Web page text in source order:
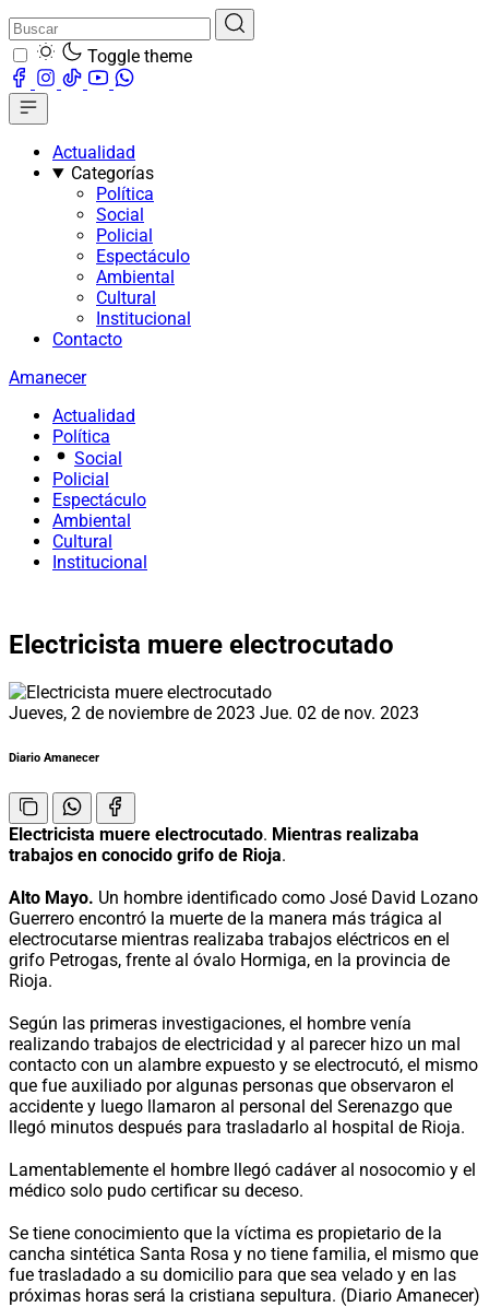
Toggle theme
Actualidad
Categorías
Política
Social
Policial
Espectáculo
Ambiental
Cultural
Institucional
Contacto
Amanecer
Actualidad
Política
Social
Policial
Espectáculo
Ambiental
Cultural
Institucional
Electricista muere electrocutado
Jueves, 2 de noviembre de 2023 Jue. 02 de nov. 2023
Diario Amanecer
Electricista muere electrocutado. Mientras realizaba
trabajos en conocido grifo de Rioja.
Alto Mayo. Un hombre identificado como José David Lozano
Guerrero encontró la muerte de la manera más trágica al
electrocutarse mientras realizaba trabajos eléctricos en el
grifo Petrogas, frente al óvalo Hormiga, en la provincia de
Rioja.
Según las primeras investigaciones, el hombre venía
realizando trabajos de electricidad y al parecer hizo un mal
contacto con un alambre expuesto y se electrocutó, el mismo
que fue auxiliado por algunas personas que observaron el
accidente y luego llamaron al personal del Serenazgo que
llegó minutos después para trasladarlo al hospital de Rioja.
Lamentablemente el hombre llegó cadáver al nosocomio y el
médico solo pudo certificar su deceso.
Se tiene conocimiento que la víctima es propietario de la
cancha sintética Santa Rosa y no tiene familia, el mismo que
fue trasladado a su domicilio para que sea velado y en las
próximas horas será la cristiana sepultura. (Diario Amanecer)